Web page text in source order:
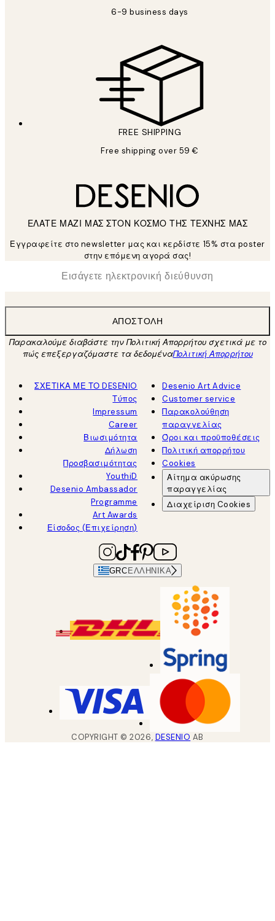
6-9 business days
FREE SHIPPING
Free shipping over 59 €
ΕΛΑΤΕ ΜΑΖΙ ΜΑΣ ΣΤΟΝ ΚΟΣΜΟ ΤΗΣ ΤΕΧΝΗΣ ΜΑΣ
Εγγραφείτε στο newsletter μας και κερδίστε 15% στα poster
στην επόμενη αγορά σας!
Ηλεκτρονική Διεύθυνση
ΑΠΟΣΤΟΛΉ
Παρακαλούμε διαβάστε την Πολιτική Απορρήτου σχετικά με το
πώς επεξεργαζόμαστε τα δεδομέναΠολιτική Απορρήτου
ΣΧΕΤΙΚΑ ΜΕ ΤΟ DESENIO
Τύπος
Impressum
Career
Βιωσιμότητα
Δήλωση
Προσβασιμότητας
YouthiD
Desenio Ambassador
Programme
Art Awards
Είσοδος (Επιχείρηση)
Desenio Art Advice
Customer service
Παρακολούθηση
παραγγελίας
Όροι και προϋποθέσεις
Πολιτική απορρήτου
Cookies
Αίτημα ακύρωσης
παραγγελίας
Διαχείριση Cookies
GRC ΕΛΛΗΝΙΚΆ
COPYRIGHT ©2026, DESENIO AB